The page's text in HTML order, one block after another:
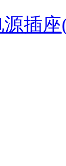
插